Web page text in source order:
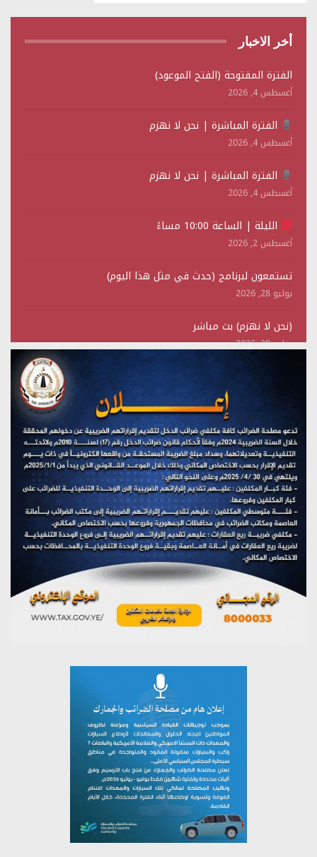
أخر الاخبار
الفترة المفتوحة (الفتح الموعود)
أغسطس 4, 2026
الفترة المباشرة | نحن لا نهزم
أغسطس 4, 2026
الفترة المباشرة | نحن لا نهزم
أغسطس 4, 2026
الليلة | الساعة 10:00 مساءً
أغسطس 2, 2026
تستمعون لبرنامج (حدث في مثل هذا اليوم)
يوليو 28, 2026
(نحن لا نهزم) بث مباشر
يوليو 28, 2026
تستمعون لبرنامج (هندسة الوهم)
مؤتمر صحفي لمركز عين الإنسانية حول جرائم تحالف العدوان
على اليمن
يوليو 27, 2026
تستمعون لبرنامج (مع السيد القائد)
يوليو 26, 2026
تستمعون لبرنامج (خبر وعلم)
يوليو 26, 2026